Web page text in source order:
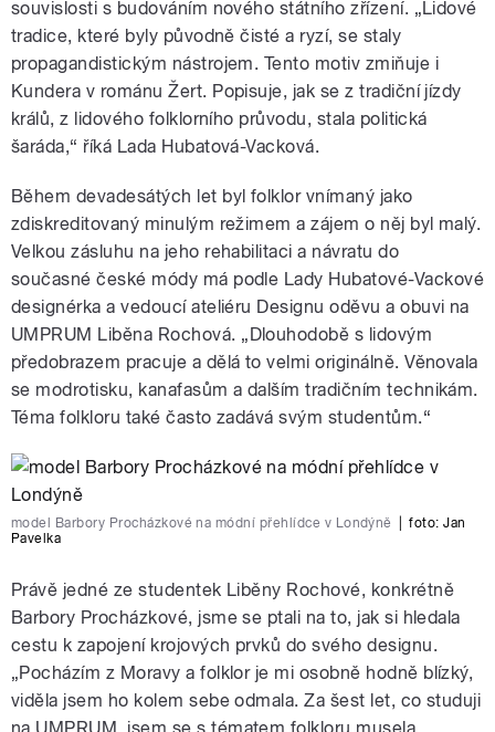
souvislosti s budováním nového státního zřízení. „Lidové
tradice, které byly původně čisté a ryzí, se staly
propagandistickým nástrojem. Tento motiv zmiňuje i
Kundera v románu Žert. Popisuje, jak se z tradiční jízdy
králů, z lidového folklorního průvodu, stala politická
šaráda,“ říká Lada Hubatová-Vacková.
Během devadesátých let byl folklor vnímaný jako
zdiskreditovaný minulým režimem a zájem o něj byl malý.
Velkou zásluhu na jeho rehabilitaci a návratu do
současné české módy má podle Lady Hubatové-Vackové
designérka a vedoucí ateliéru Designu oděvu a obuvi na
UMPRUM Liběna Rochová. „Dlouhodobě s lidovým
předobrazem pracuje a dělá to velmi originálně. Věnovala
se modrotisku, kanafasům a dalším tradičním technikám.
Téma folkloru také často zadává svým studentům.“
model Barbory Procházkové na módní přehlídce v Londýně foto:Jan
Pavelka
Právě jedné ze studentek Liběny Rochové, konkrétně
Barbory Procházkové, jsme se ptali na to, jak si hledala
cestu k zapojení krojových prvků do svého designu.
„Pocházím z Moravy a folklor je mi osobně hodně blízký,
viděla jsem ho kolem sebe odmala. Za šest let, co studuji